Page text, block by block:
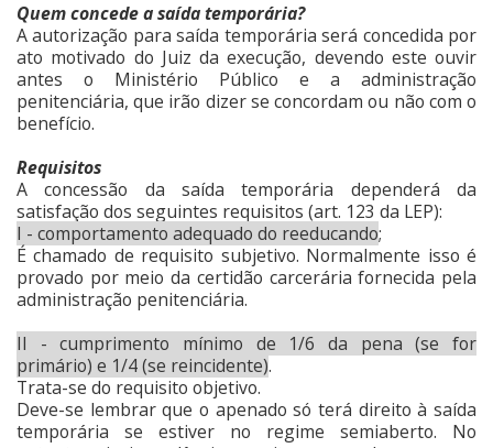
Quem concede a saída temporária?
A autorização para saída temporária será concedida por
ato motivado do Juiz da execução, devendo este ouvir
antes o Ministério Público e a administração
penitenciária, que irão dizer se concordam ou não com o
benefício.
Requisitos
A concessão da saída temporária dependerá da
satisfação dos seguintes requisitos (art. 123 da LEP):
I - comportamento adequado do reeducando;
É chamado de requisito subjetivo. Normalmente isso é
provado por meio da certidão carcerária fornecida pela
administração penitenciária.
II - cumprimento mínimo de 1/6 da pena (se for
primário) e 1/4 (se reincidente).
Trata-se do requisito objetivo.
Deve-se lembrar que o apenado só terá direito à saída
temporária se estiver no regime semiaberto. No